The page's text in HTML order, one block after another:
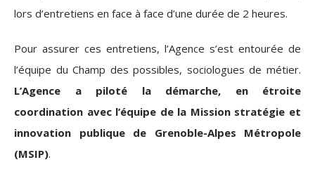
lors d’entretiens en face à face d’une durée de 2 heures.
Pour assurer ces entretiens, l’Agence s’est entourée de
l’équipe du Champ des possibles, sociologues de métier.
L’Agence a piloté la démarche, en étroite
coordination avec l’équipe de la Mission stratégie et
innovation publique de Grenoble-Alpes Métropole
(MSIP).